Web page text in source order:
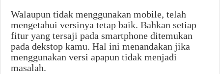
Walaupun tidak menggunakan mobile, telah
mengetahui versinya tetap baik. Bahkan setiap
fitur yang tersaji pada smartphone ditemukan
pada dekstop kamu. Hal ini menandakan jika
menggunakan versi apapun tidak menjadi
masalah.